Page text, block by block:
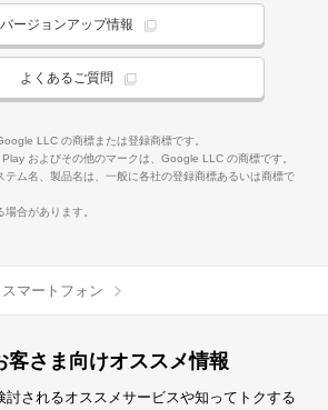
バージョンアップ情報
よくあるご質問
LLC の商標または登録商標です。
およびその他のマークは、Google LLC の商標です。
ム名、製品名は、一般に各社の登録商標あるいは商標で
合があります。
スマートフォン
客さま向けオススメ情報
討されるオススメサービスや知ってトクする